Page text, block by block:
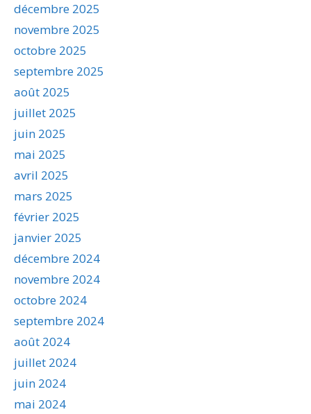
décembre 2025
novembre 2025
octobre 2025
septembre 2025
août 2025
juillet 2025
juin 2025
mai 2025
avril 2025
mars 2025
février 2025
janvier 2025
décembre 2024
novembre 2024
octobre 2024
septembre 2024
août 2024
juillet 2024
juin 2024
mai 2024